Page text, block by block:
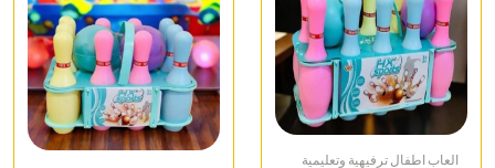
العاب اطفال ترفيهية وتعليمية